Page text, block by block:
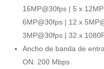
16MP@30fps | 5 x
6MP@30fps | 12 x
3MP@30fps | 32 x
Ancho de banda de
ON: 200 Mbps